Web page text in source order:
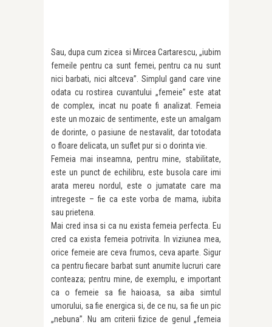
Sau, dupa cum zicea si Mircea Cartarescu, „iubim
femeile pentru ca sunt femei, pentru ca nu sunt
nici barbati, nici altceva”. Simplul gand care vine
odata cu rostirea cuvantului „femeie” este atat
de complex, incat nu poate fi analizat. Femeia
este un mozaic de sentimente, este un amalgam
de dorinte, o pasiune de nestavalit, dar totodata
o floare delicata, un suflet pur si o dorinta vie.
Femeia mai inseamna, pentru mine, stabilitate,
este un punct de echilibru, este busola care imi
arata mereu nordul, este o jumatate care ma
intregeste – fie ca este vorba de mama, iubita
sau prietena.
Mai cred insa si ca nu exista femeia perfecta. Eu
cred ca exista femeia potrivita. In viziunea mea,
orice femeie are ceva frumos, ceva aparte. Sigur
ca pentru fiecare barbat sunt anumite lucruri care
conteaza; pentru mine, de exemplu, e important
ca o femeie sa fie haioasa, sa aiba simtul
umorului, sa fie energica si, de ce nu, sa fie un pic
„nebuna”. Nu am criterii fizice de genul „femeia